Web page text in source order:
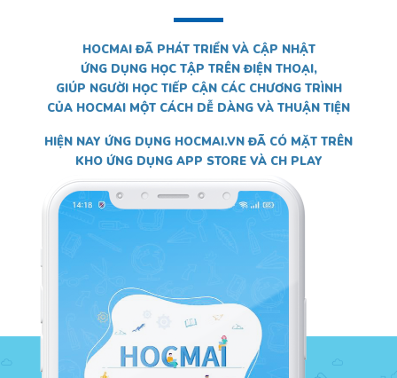
HOCMAI ĐÃ PHÁT TRIỂN VÀ CẬP NHẬT
ỨNG DỤNG HỌC TẬP TRÊN ĐIỆN THOẠI,
GIÚP NGƯỜI HỌC TIẾP CẬN CÁC CHƯƠNG TRÌNH
CỦA HOCMAI MỘT CÁCH DỄ DÀNG VÀ THUẬN TIỆN
HIỆN NAY ỨNG DỤNG HOCMAI.VN ĐÃ CÓ MẶT TRÊN
KHO ỨNG DỤNG APP STORE VÀ CH PLAY